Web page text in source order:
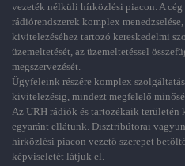
vezeték nélküli hírközlési piacon. A cég
rádiórendszerek komplex
kivitelezéséhez tartozó kereskedelmi
üzemeltetését, az üzemeltetéssel
megszervezését.
Ügyfeleink részére komplex
kivitelezésig, mindezt megfelelő
Az URH rádiók és tartozékaik területén
egyaránt ellátunk. Disztribútorai
hírközlési piacon vezető szerepet
képviseletét látjuk el.